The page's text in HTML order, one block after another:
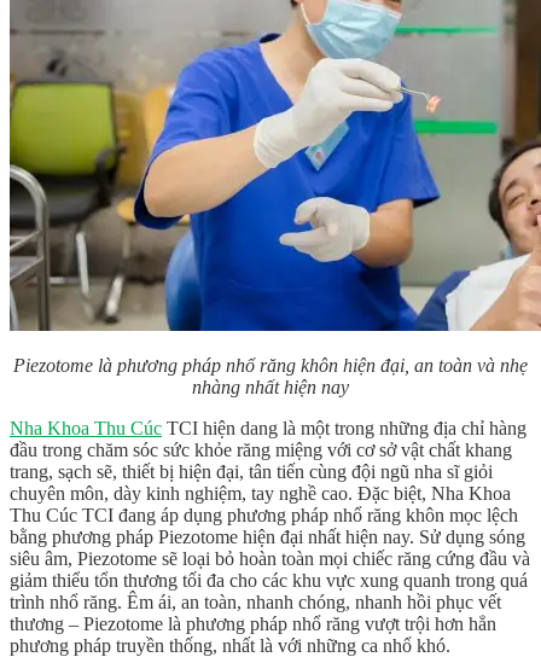
Piezotome là phương pháp nhổ răng khôn hiện đại, an toàn và nhẹ
nhàng nhất hiện nay
Nha Khoa Thu Cúc TCI hiện dang là một trong những địa chỉ hàng
đầu trong chăm sóc sức khỏe răng miệng với cơ sở vật chất khang
trang, sạch sẽ, thiết bị hiện đại, tân tiến cùng đội ngũ nha sĩ giỏi
chuyên môn, dày kinh nghiệm, tay nghề cao. Đặc biệt, Nha Khoa
Thu Cúc TCI đang áp dụng phương pháp nhổ răng khôn mọc lệch
bằng phương pháp Piezotome hiện đại nhất hiện nay. Sử dụng sóng
siêu âm, Piezotome sẽ loại bỏ hoàn toàn mọi chiếc răng cứng đầu và
giảm thiểu tổn thương tối đa cho các khu vực xung quanh trong quá
trình nhổ răng. Êm ái, an toàn, nhanh chóng, nhanh hồi phục vết
thương – Piezotome là phương pháp nhổ răng vượt trội hơn hẳn
phương pháp truyền thống, nhất là với những ca nhổ khó.